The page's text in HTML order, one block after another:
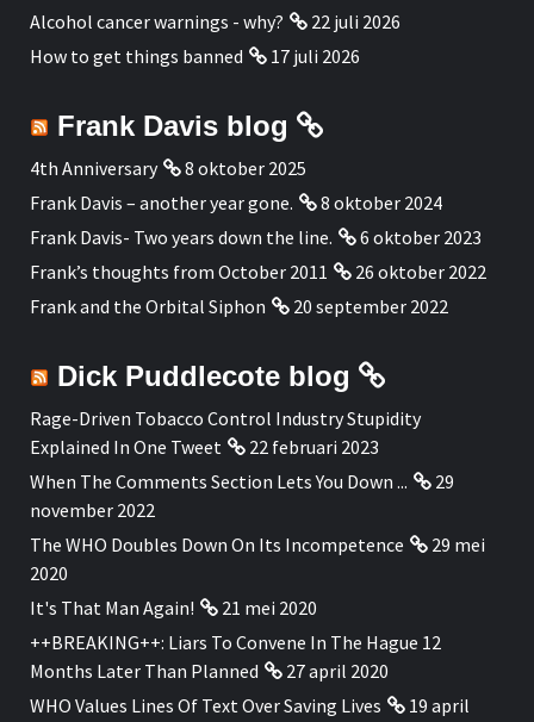
Alcohol cancer warnings - why?
22 juli 2026
How to get things banned
17 juli 2026
Frank Davis blog
4th Anniversary
8 oktober 2025
Frank Davis – another year gone.
8 oktober 2024
Frank Davis- Two years down the line.
6 oktober 2023
Frank’s thoughts from October 2011
26 oktober 2022
Frank and the Orbital Siphon
20 september 2022
Dick Puddlecote blog
Rage-Driven Tobacco Control Industry Stupidity
Explained In One Tweet
22 februari 2023
When The Comments Section Lets You Down ...
29
november 2022
The WHO Doubles Down On Its Incompetence
29 mei
2020
It's That Man Again!
21 mei 2020
++BREAKING++: Liars To Convene In The Hague 12
Months Later Than Planned
27 april 2020
WHO Values Lines Of Text Over Saving Lives
19 april